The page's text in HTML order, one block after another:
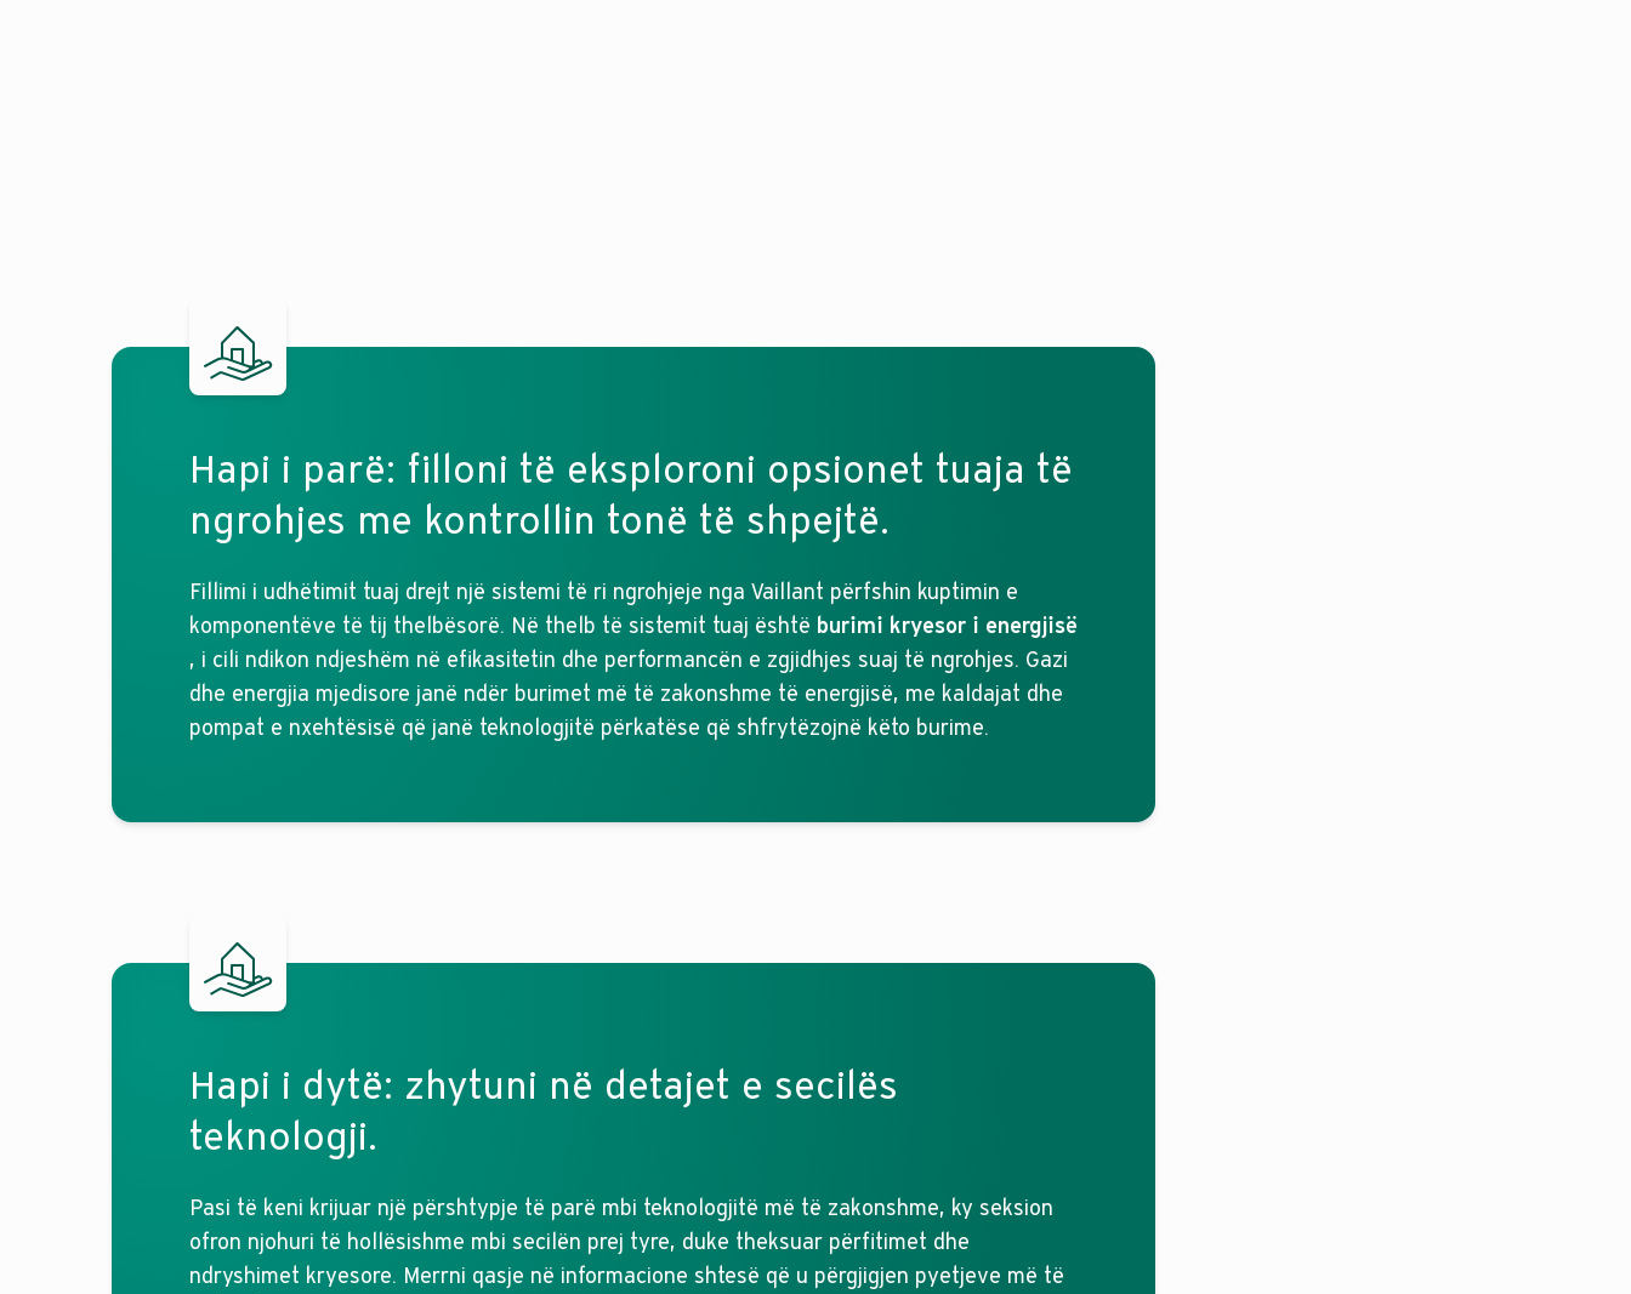
Hapi i parë: filloni të eksploroni opsionet tuaja të
ngrohjes me kontrollin tonë të shpejtë.
Fillimi i udhëtimit tuaj drejt një sistemi të ri ngrohjeje nga Vaillant përfshin kuptimin e
komponentëve të tij thelbësorë. Në thelb të sistemit tuaj është burimi kryesor i energjisë
, i cili ndikon ndjeshëm në efikasitetin dhe performancën e zgjidhjes suaj të ngrohjes. Gazi
dhe energjia mjedisore janë ndër burimet më të zakonshme të energjisë, me kaldajat dhe
pompat e nxehtësisë që janë teknologjitë përkatëse që shfrytëzojnë këto burime.
Hapi i dytë: zhytuni në detajet e secilës
teknologji.
Pasi të keni krijuar një përshtypje të parë mbi teknologjitë më të zakonshme, ky seksion
ofron njohuri të hollësishme mbi secilën prej tyre, duke theksuar përfitimet dhe
ndryshimet kryesore. Merrni qasje në informacione shtesë që u përgjigjen pyetjeve më të